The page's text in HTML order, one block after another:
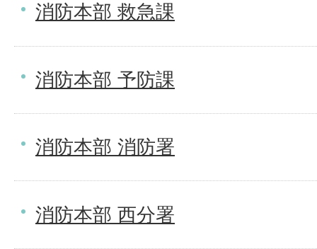
消防本部 救急課
消防本部 予防課
消防本部 消防署
消防本部 西分署